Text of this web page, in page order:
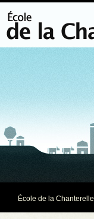
École de la Chanterelle